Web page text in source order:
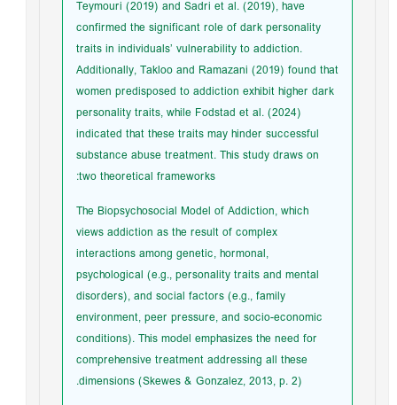
Teymouri (2019) and Sadri et al. (2019), have
confirmed the significant role of dark personality
traits in individuals’ vulnerability to addiction.
Additionally, Takloo and Ramazani (2019) found that
women predisposed to addiction exhibit higher dark
personality traits, while Fodstad et al. (2024)
indicated that these traits may hinder successful
substance abuse treatment. This study draws on
two theoretical frameworks:
The Biopsychosocial Model of Addiction, which
views addiction as the result of complex
interactions among genetic, hormonal,
psychological (e.g., personality traits and mental
disorders), and social factors (e.g., family
environment, peer pressure, and socio-economic
conditions). This model emphasizes the need for
comprehensive treatment addressing all these
dimensions (Skewes & Gonzalez, 2013, p. 2).